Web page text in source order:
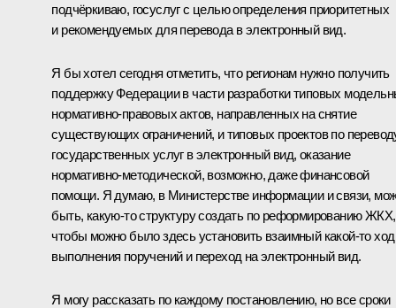
подчёркиваю, госуслуг с целью определения приоритетных
и рекомендуемых для перевода в электронный вид.
Я бы хотел сегодня отметить, что регионам нужно получить
поддержку Федерации в части разработки типовых
нормативно-правовых актов, направленных на снятие
существующих ограничений, и типовых проектов по
государственных услуг в электронный вид, оказание
нормативно-методической, возможно, даже финансовой
помощи. Я думаю, в Министерстве информации и связи,
быть, какую‑то структуру создать по реформированию ЖКХ,
чтобы можно было здесь установить взаимный какой‑то ход
выполнения поручений и переход на электронный вид.
Я могу рассказать по каждому постановлению, но все сроки